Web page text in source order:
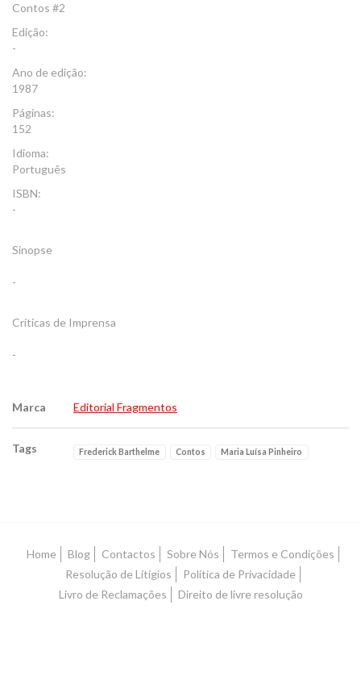
Contos #2
Edição:
-
Ano de edição:
1987
Páginas:
152
Idioma:
Português
ISBN:
-
Sinopse
-
Críticas de Imprensa
-
Marca Editorial Fragmentos
Tags Frederick Barthelme Contos Maria Luísa Pinheiro
Home Blog Contactos Sobre Nós
Termos e Condições
Resolução de Litígios
Política de Privacidade
Livro de Reclamações
Direito de livre resolução